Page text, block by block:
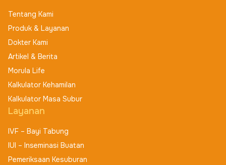
Tentang Kami
Produk & Layanan
Dokter Kami
Artikel & Berita
Morula Life
Kalkulator Kehamilan
Kalkulator Masa Subur
Layanan
IVF – Bayi Tabung
IUI – Inseminasi Buatan
Pemeriksaan Kesuburan